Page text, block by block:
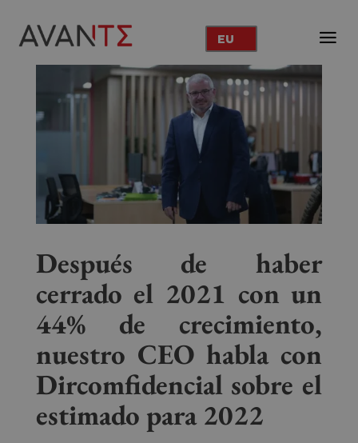
EU
Después de haber
cerrado el 2021 con un
44% de crecimiento,
nuestro CEO habla con
Dircomfidencial sobre el
estimado para 2022